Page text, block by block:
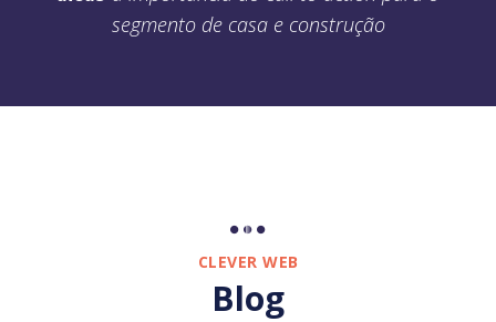
segmento de casa e construção
CLEVER WEB
Blog